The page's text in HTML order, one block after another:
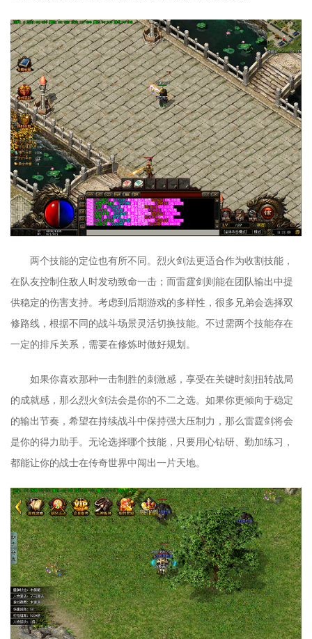
两个技能的定位也有所不同。烈火剑法更适合作为收割技能，
在队友控制住敌人时发动致命一击；而雷霆剑则能在团队输出中提
供稳定的伤害支持。考虑到后期游戏的多样性，很多兄弟会选择双
修路线，根据不同的战斗场景灵活切换技能。不过需两个技能存在
一定的排斥关系，需要在修炼时做好规划。
如果你喜欢那种一击制胜的刺激感，享受在关键时刻扭转战局
的成就感，那么烈火剑法会是你的不二之选。如果你更倾向于稳定
的输出节奏，希望在持续战斗中保持强大压制力，那么雷霆剑将会
是你的得力助手。无论选择哪个技能，只要用心钻研、勤加练习，
都能让你的战士在传奇世界中闯出一片天地。